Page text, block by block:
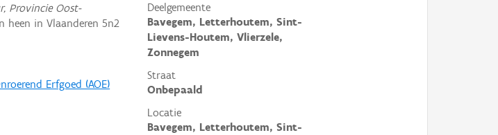
Deelgemeente
Bavegem, Letterhoutem, Sint-
Lievens-Houtem, Vlierzele,
Zonnegem
Straat
Onbepaald
Locatie
Bavegem, Letterhoutem, Sint-
Provincie Oost-
heen in Vlaanderen 5n2
Erfgoed (AOE)